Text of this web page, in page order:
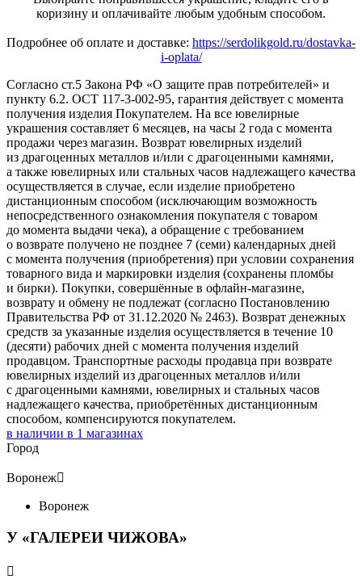
коризину и оплачивайте любым удобным способом.
Подробнее об оплате и доставке: https://serdolikgold.ru/dostavka-
i-oplata/
Согласно ст.5 Закона РФ «О защите прав потребителей» и
пункту 6.2. ОСТ 117-3-002-95, гарантия действует с момента
получения изделия Покупателем. На все ювелирные
украшения составляет 6 месяцев, на часы 2 года с момента
продажи через магазин. Возврат ювелирных изделий
из драгоценных металлов и/или с драгоценными камнями,
а также ювелирных или стальных часов надлежащего качества
осуществляется в случае, если изделие приобретено
дистанционным способом (исключающим возможность
непосредственного ознакомления покупателя с товаром
до момента выдачи чека), а обращение с требованием
о возврате получено не позднее 7 (семи) календарных дней
с момента получения (приобретения) при условии сохранения
товарного вида и маркировки изделия (сохранены пломбы
и бирки). Покупки, совершённые в офлайн-магазине,
возврату и обмену не подлежат (согласно Постановлению
Правительства РФ от 31.12.2020 № 2463). Возврат денежных
средств за указанные изделия осуществляется в течение 10
(десяти) рабочих дней с момента получения изделий
продавцом. Транспортные расходы продавца при возврате
ювелирных изделий из драгоценных металлов и/или
с драгоценными камнями, ювелирных и стальных часов
надлежащего качества, приобретённых дистанционным
способом, компенсируются покупателем.
в наличии в 1 магазинах
Город
Воронеж
Воронеж
У «ГАЛЕРЕИ ЧИЖОВА»
